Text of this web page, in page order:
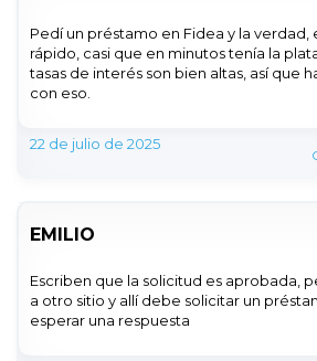
Pedí un préstamo en Fidea y la
rápido, casi que en minutos tenía la
tasas de interés son bien altas, así que
con eso.
22 de julio de 2025
EMILIO
Escriben que la solicitud es aprobada,
a otro sitio y allí debe solicitar un
esperar una respuesta